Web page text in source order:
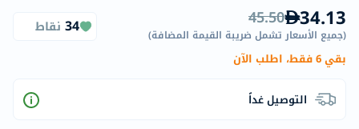
34.13
45.50
(جميع الأسعار تشمل ضريبة القيمة المضافة)
34 نقاط
بقي 6 فقط، اطلب الآن
التوصيل غداً